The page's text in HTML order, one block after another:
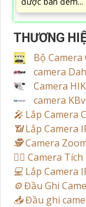
THƯƠNG
Bộ Camera
camera
Camera
camera
️🎤️ Lắp Camera
📶Lắp Camera
🕵️Camera
🧛‍♀️ Camera Tích
💻 Lắp Camera
⚙️Đầu Ghi
📥Đầu ghi